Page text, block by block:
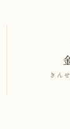
きん